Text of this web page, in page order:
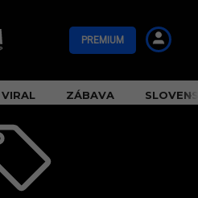
PREMIUM
VIRAL ZÁBAVA